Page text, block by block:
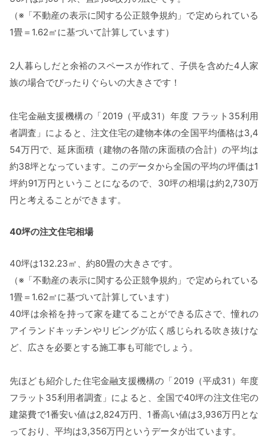
（※「不動産の表示に関する公正競争規約」で定められている
1畳＝1.62㎡に基づいて計算しています）
2人暮らしだと余裕のスペースが作れて、子供を含めた4人家
族の場合でぴったりぐらいの大きさです！
住宅金融支援機構の「2019（平成31）年度 フラット35利用
者調査」によると、注文住宅の建物本体の全国平均価格は3,4
54万円で、延床面積（建物の各階の床面積の合計）の平均は
約38坪となっています。このデータから全国の平均の坪価は1
坪約91万円ということになるので、30坪の相場は約2,730万
円と考えることができます。
40坪の注文住宅相場
40坪は132.23㎡、約80畳の大きさです。
（※「不動産の表示に関する公正競争規約」で定められている
1畳＝1.62㎡に基づいて計算しています）
40坪は余裕を持って家を建てることができる広さで、憧れの
アイランドキッチンやリビングが広く感じられる吹き抜けな
ど、広さを必要とする施工事も可能でしょう。
先ほども紹介した住宅金融支援機構の「2019（平成31）年度
フラット35利用者調査」によると、全国で40坪の注文住宅の
建築費で1番安い値は2,824万円、1番高い値は3,936万円とな
っており、平均は3,356万円というデータが出ています。